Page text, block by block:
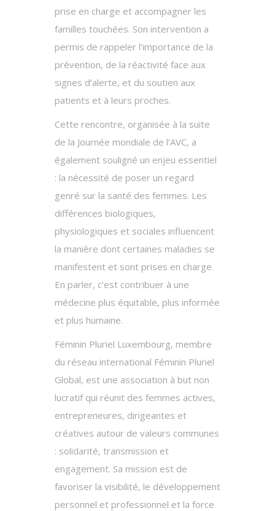
prise en charge et accompagner les
familles touchées. Son intervention a
permis de rappeler l’importance de la
prévention, de la réactivité face aux
signes d’alerte, et du soutien aux
patients et à leurs proches.
Cette rencontre, organisée à la suite
de la Journée mondiale de l’AVC, a
également souligné un enjeu essentiel
: la nécessité de poser un regard
genré sur la santé des femmes. Les
différences biologiques,
physiologiques et sociales influencent
la manière dont certaines maladies se
manifestent et sont prises en charge.
En parler, c’est contribuer à une
médecine plus équitable, plus informée
et plus humaine.
Féminin Pluriel Luxembourg, membre
du réseau international Féminin Pluriel
Global, est une association à but non
lucratif qui réunit des femmes actives,
entrepreneures, dirigeantes et
créatives autour de valeurs communes
: solidarité, transmission et
engagement. Sa mission est de
favoriser la visibilité, le développement
personnel et professionnel et la force